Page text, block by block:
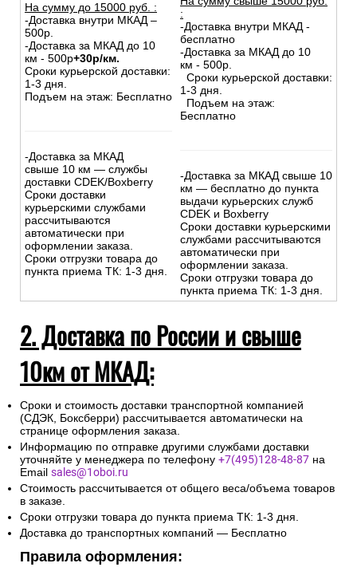
На сумму до 15000 руб. :
-Доставка внутри МКАД –
500р.
-Доставка за МКАД до 10
км - 500р+30р/км.
Сроки курьерской доставки:
1-3 дня.
Подъем на этаж: Бесплатно
-Доставка за МКАД
свыше 10 км — службы
доставки CDEK/Boxberry
Сроки доставки
курьерскими службами
рассчитываются
автоматически при
оформлении заказа.
Сроки отгрузки товара до
пункта приема ТК: 1-3 дня.
:
-Доставка внутри МКАД -
бесплатно
-Доставка за МКАД до 10
км - 500р.
Сроки курьерской доставки:
1-3 дня.
Подъем на этаж:
Бесплатно
-Доставка за МКАД свыше 10
км — бесплатно до пункта
выдачи курьерских служб
CDEK и Boxberry
Сроки доставки курьерскими
службами рассчитываются
автоматически при
оформлении заказа.
Сроки отгрузки товара до
пункта приема ТК: 1-3 дня.
2. Доставка по России и свыше
10км от МКАД:
Сроки и стоимость доставки транспортной компанией
(СДЭК, Боксберри) рассчитывается автоматически на
странице оформления заказа.
Информацию по отправке другими службами доставки
уточняйте у менеджера по телефону +7(495)128-48-87 на
Email sales@1oboi.ru
Стоимость рассчитывается от общего веса/объема товаров
в заказе.
Сроки отгрузки товара до пункта приема ТК: 1-3 дня.
Доставка до транспортных компаний — Бесплатно
Правила оформления: